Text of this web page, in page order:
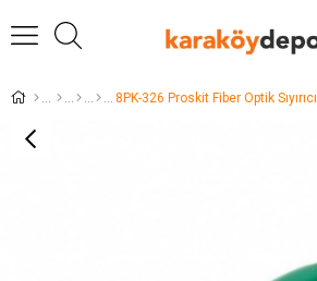
8PK-326 Proskit Fiber Optik Sıyırıcı